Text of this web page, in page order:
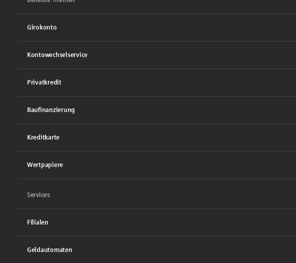
Girokonto
Kontowechselservice
Privatkredit
Baufinanzierung
Kreditkarte
Wertpapiere
Services
Filialen
Geldautomaten